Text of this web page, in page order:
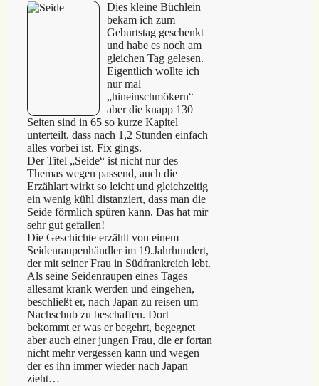
Dies kleine Büchlein
bekam ich zum
Geburtstag geschenkt
und habe es noch am
gleichen Tag gelesen.
Eigentlich wollte ich
nur mal
„hineinschmökern“
aber die knapp 130
Seiten sind in 65 so kurze Kapitel
unterteilt, dass nach 1,2 Stunden einfach
alles vorbei ist. Fix gings.
Der Titel „Seide“ ist nicht nur des
Themas wegen passend, auch die
Erzählart wirkt so leicht und gleichzeitig
ein wenig kühl distanziert, dass man die
Seide förmlich spüren kann. Das hat mir
sehr gut gefallen!
Die Geschichte erzählt von einem
Seidenraupenhändler im 19.Jahrhundert,
der mit seiner Frau in Südfrankreich lebt.
Als seine Seidenraupen eines Tages
allesamt krank werden und eingehen,
beschließt er, nach Japan zu reisen um
Nachschub zu beschaffen. Dort
bekommt er was er begehrt, begegnet
aber auch einer jungen Frau, die er fortan
nicht mehr vergessen kann und wegen
der es ihn immer wieder nach Japan
zieht…